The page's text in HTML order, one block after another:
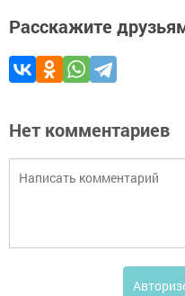
Расскажите
Нет комментариев